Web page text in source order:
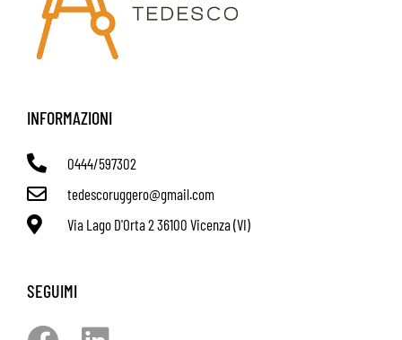
INFORMAZIONI
0444/597302
tedescoruggero@gmail.com
Via Lago D'Orta 2 36100 Vicenza (VI)
SEGUIMI